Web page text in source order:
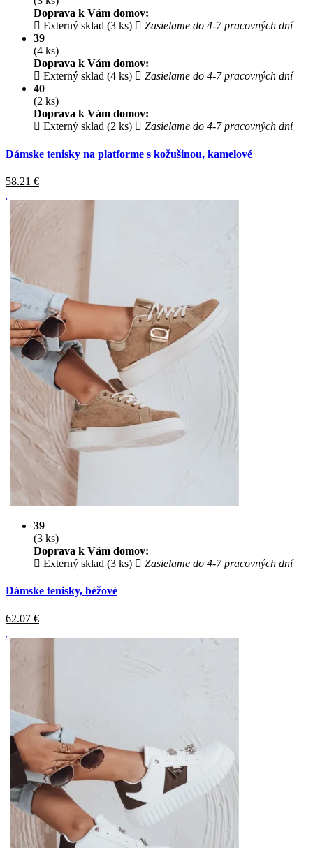
Doprava k Vám domov:
Externý sklad (3 ks)
Zasielame do 4-7 pracovných dní
39
(4 ks)
Doprava k Vám domov:
Externý sklad (4 ks)
Zasielame do 4-7 pracovných dní
40
(2 ks)
Doprava k Vám domov:
Externý sklad (2 ks)
Zasielame do 4-7 pracovných dní
Dámske tenisky na platforme s kožušinou, kamelové
58.21 €
39
(3 ks)
Doprava k Vám domov:
Externý sklad (3 ks)
Zasielame do 4-7 pracovných dní
Dámske tenisky, béžové
62.07 €